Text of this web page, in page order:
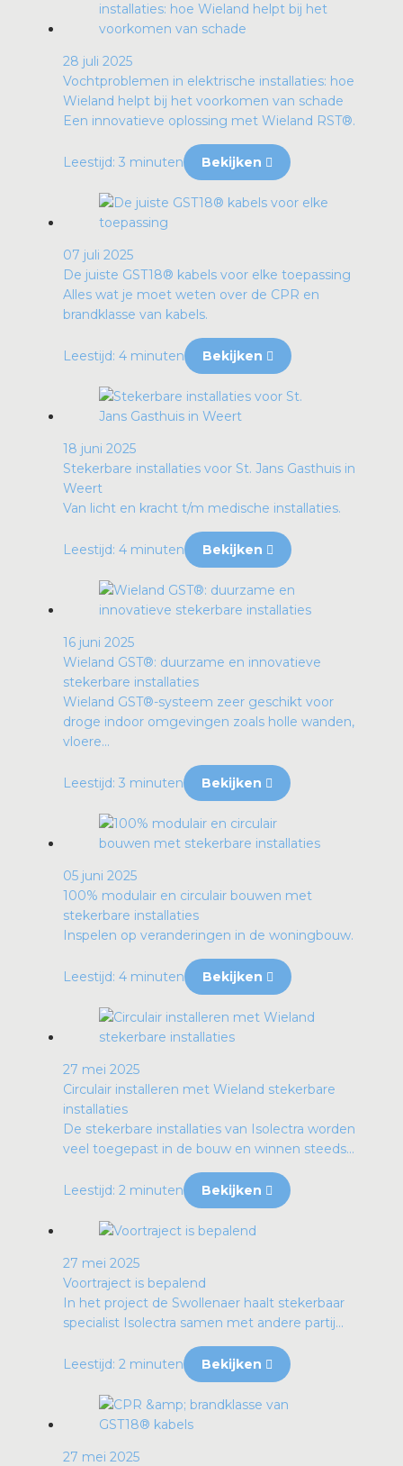
28 juli 2025
Vochtproblemen in elektrische installaties: hoe
Wieland helpt bij het voorkomen van schade
Een innovatieve oplossing met Wieland RST®.
Leestijd: 3 minuten Bekijken
07 juli 2025
De juiste GST18® kabels voor elke toepassing
Alles wat je moet weten over de CPR en
brandklasse van kabels.
Leestijd: 4 minuten Bekijken
18 juni 2025
Stekerbare installaties voor St. Jans Gasthuis in
Weert
Van licht en kracht t/m medische installaties.
Leestijd: 4 minuten Bekijken
16 juni 2025
Wieland GST®: duurzame en innovatieve
stekerbare installaties
Wieland GST®-systeem zeer geschikt voor
droge indoor omgevingen zoals holle wanden,
vloere...
Leestijd: 3 minuten Bekijken
05 juni 2025
100% modulair en circulair bouwen met
stekerbare installaties
Inspelen op veranderingen in de woningbouw.
Leestijd: 4 minuten Bekijken
27 mei 2025
Circulair installeren met Wieland stekerbare
installaties
De stekerbare installaties van Isolectra worden
veel toegepast in de bouw en winnen steeds...
Leestijd: 2 minuten Bekijken
27 mei 2025
Voortraject is bepalend
In het project de Swollenaer haalt stekerbaar
specialist Isolectra samen met andere partij...
Leestijd: 2 minuten Bekijken
27 mei 2025